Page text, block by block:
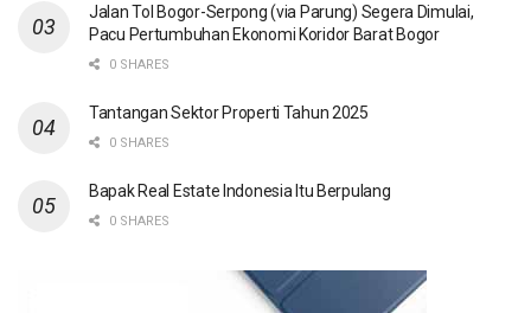
Jalan Tol Bogor-Serpong (via Parung) Segera Dimulai,
Pacu Pertumbuhan Ekonomi Koridor Barat Bogor
0 SHARES
Tantangan Sektor Properti Tahun 2025
0 SHARES
Bapak Real Estate Indonesia Itu Berpulang
0 SHARES